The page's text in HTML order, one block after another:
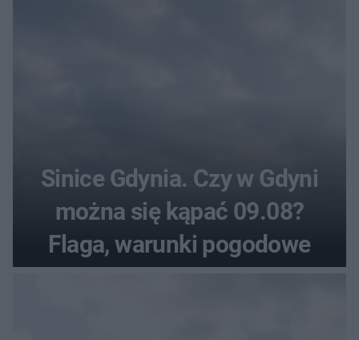
Sinice Gdynia. Czy w Gdyni
można się kąpać 09.08?
Flaga, warunki pogodowe